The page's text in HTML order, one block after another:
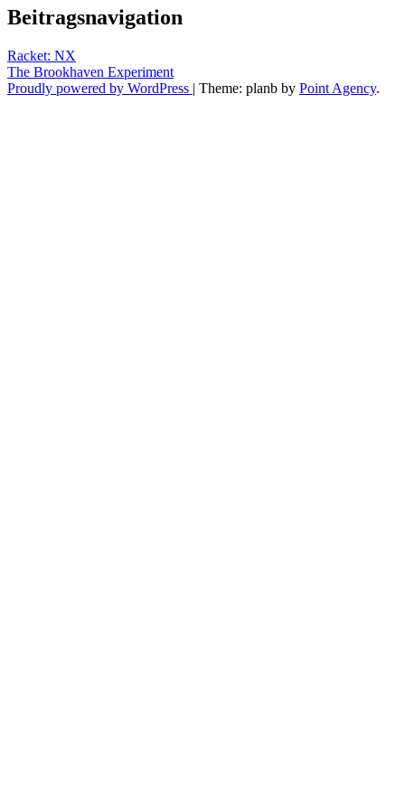
Beitragsnavigation
Racket: NX
The Brookhaven Experiment
Proudly powered by WordPress | Theme: planb by Point Agency.